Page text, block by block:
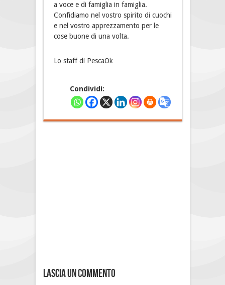
a voce e di famiglia in famiglia.
Confidiamo nel vostro spirito di cuochi
e nel vostro apprezzamento per le
cose buone di una volta.
Lo staff di PescaOk
Condividi:
Lascia un commento